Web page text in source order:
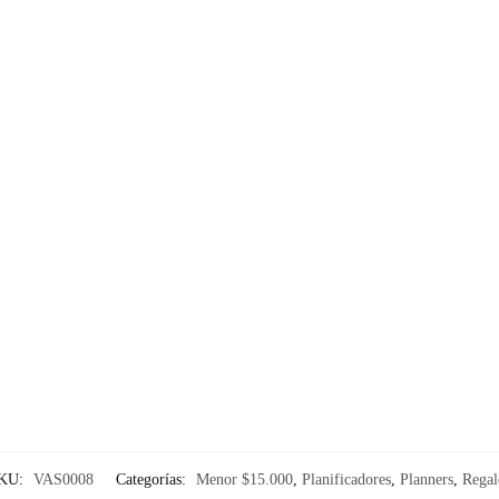
VAS0008 Categorías: Menor $15.000 Planificadores Planners